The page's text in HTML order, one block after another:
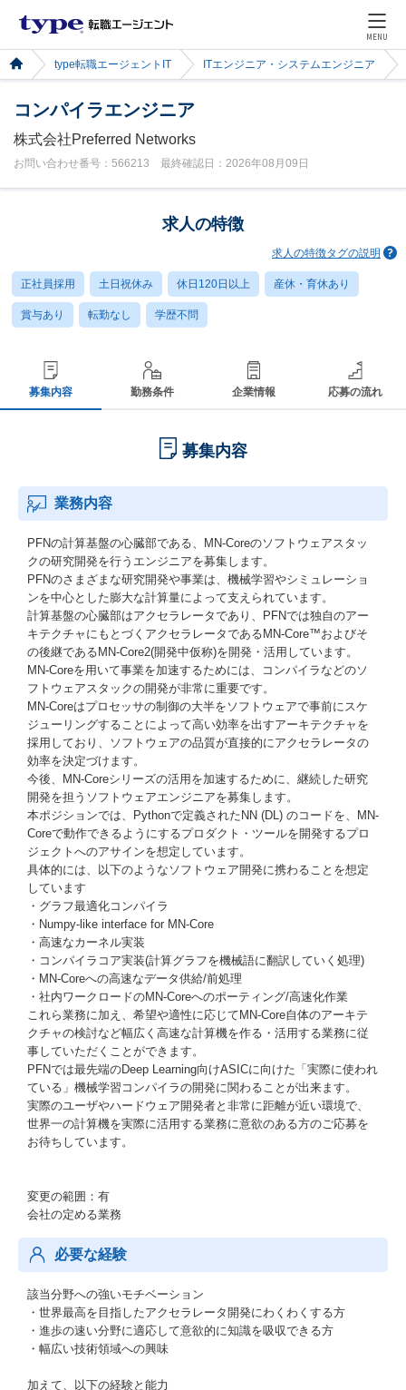
MENU
type転職エージェントIT ITエンジニア・システムエンジニア
コンパイラエンジニア
株式会社Preferred Networks
お問い合わせ番号：566213 最終確認日：2026年08月09日
求人の特徴
求人の特徴タグの説明
正社員採用 土日祝休み 休日120日以上 産休・育休あり
賞与あり 転勤なし 学歴不問
募集内容 勤務条件 企業情報 応募の流れ
募集内容
業務内容
PFNの計算基盤の心臓部である、MN-Coreのソフトウェアスタッ
クの研究開発を行うエンジニアを募集します。
PFNのさまざまな研究開発や事業は、機械学習やシミュレーショ
ンを中心とした膨大な計算量によって支えられています。
計算基盤の心臓部はアクセラレータであり、PFNでは独自のアー
キテクチャにもとづくアクセラレータであるMN-Core™およびそ
の後継であるMN-Core2(開発中仮称)を開発・活用しています。
MN-Coreを用いて事業を加速するためには、コンパイラなどのソ
フトウェアスタックの開発が非常に重要です。
MN-Coreはプロセッサの制御の大半をソフトウェアで事前にスケ
ジューリングすることによって高い効率を出すアーキテクチャを
採用しており、ソフトウェアの品質が直接的にアクセラレータの
効率を決定づけます。
今後、MN-Coreシリーズの活用を加速するために、継続した研究
開発を担うソフトウェアエンジニアを募集します。
本ポジションでは、Pythonで定義されたNN (DL) のコードを、MN-
Coreで動作できるようにするプロダクト・ツールを開発するプロ
ジェクトへのアサインを想定しています。
具体的には、以下のようなソフトウェア開発に携わることを想定
しています
・グラフ最適化コンパイラ
・Numpy-like interface for MN-Core
・高速なカーネル実装
・コンパイラコア実装(計算グラフを機械語に翻訳していく処理)
・MN-Coreへの高速なデータ供給/前処理
・社内ワークロードのMN-Coreへのポーティング/高速化作業
これら業務に加え、希望や適性に応じてMN-Core自体のアーキテ
クチャの検討など幅広く高速な計算機を作る・活用する業務に従
事していただくことができます。
PFNでは最先端のDeep Learning向けASICに向けた「実際に使われ
ている」機械学習コンパイラの開発に関わることが出来ます。
実際のユーザやハードウェア開発者と非常に距離が近い環境で、
世界一の計算機を実際に活用する業務に意欲のある方のご応募を
お待ちしています。
変更の範囲：有
会社の定める業務
必要な経験
該当分野への強いモチベーション
・世界最高を目指したアクセラレータ開発にわくわくする方
・進歩の速い分野に適応して意欲的に知識を吸収できる方
・幅広い技術領域への興味
加えて、以下の経験と能力